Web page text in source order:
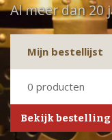
Al meer dan 20
Mijn bestellijst
0 producten
Bekijk bestelling